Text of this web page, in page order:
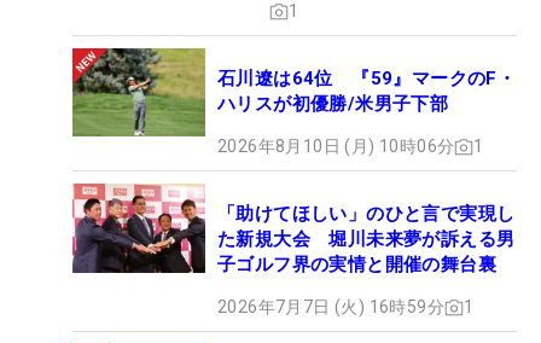
1
石川遼は64位 『59』マークのF・
ハリスが初優勝/米男子下部
2026年8月10日 (月) 10時06分 1
「助けてほしい」のひと言で実現し
た新規大会 堀川未来夢が訴える男
子ゴルフ界の実情と開催の舞台裏
2026年7月7日 (火) 16時59分 1